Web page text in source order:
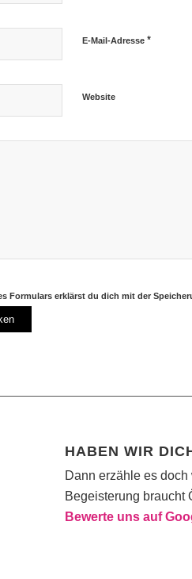
E-Mail-Adresse *
Website
Formulars erklärst du dich mit der
HABEN WIR
Dann erzähle es doch
Begeisterung braucht
Bewerte uns auf